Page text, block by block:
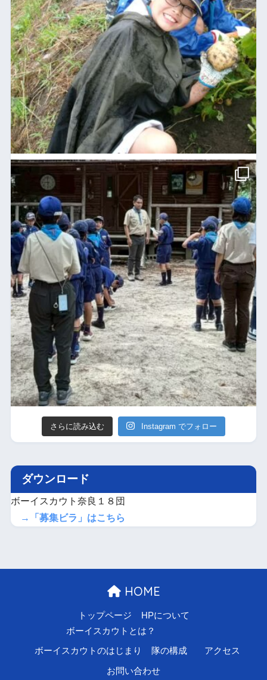
さらに読み込む Instagram でフォロー
ダウンロード
ボーイスカウト奈良１８団
→「募集ビラ」はこちら
HOME
トップページ
HPについて
ボーイスカウトとは？
ボーイスカウトのはじまり 隊の構成 アクセス
お問い合わせ